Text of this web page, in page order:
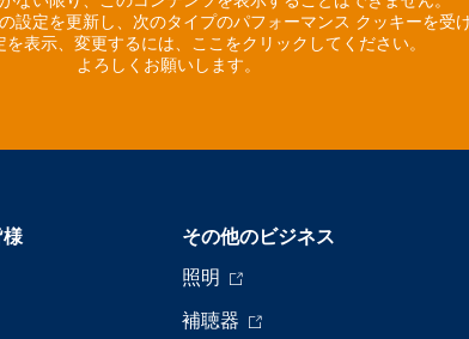
設定を更新し、次のタイプのパフォーマンス クッキーを受
を表示、変更するには、ここをクリックしてください。
よろしくお願いします。
様
その他のビジネス
照明
補聴器